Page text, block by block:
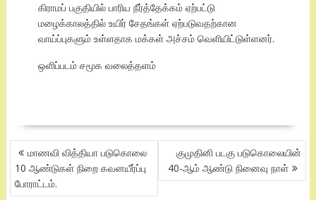
கிராமப் பகுதியில் பாரிய நீர்த்தேக்கம் ஏற்பட்டு
மழைக்காலத்தில் உயிர் சேதங்கள் ஏற்படுவதற்கான
வாய்ப்புகளும் உள்ளதாக மக்கள் அச்சம் வெளியிட்டுள்ளனர்.
ஒளிப்படம் சமூக வலைத்தளம்
POST
NAVIGATION
மாணவி வித்தியா படுகொலை
10 ஆண்டுகள் நிறை கவனயீர்ப்பு
போராட்டம்.
குமுதினி படகு படுகொலையின்
40-ஆம் ஆண்டு நினைவு நாள்